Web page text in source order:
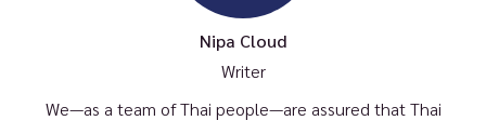
Nipa Cloud
Writer
We—as a team of Thai people—are assured that Thai